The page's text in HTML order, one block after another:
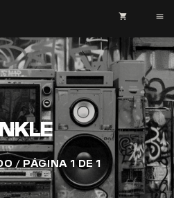
shopping_cart menu
/ PÁGINA 1 DE 1